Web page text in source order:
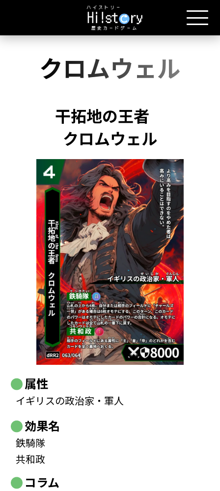
クロムウェル
干拓地の王者
クロムウェル
属性
イギリスの政治家・軍人
効果名
鉄騎隊
共和政
コラム